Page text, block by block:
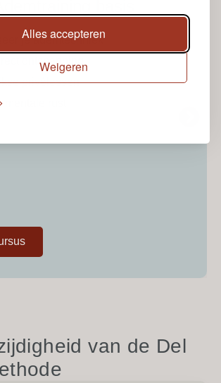
Alles accepteren
Weigeren
je ademtechniek
ontspanning
privélessen
rust
van de Del